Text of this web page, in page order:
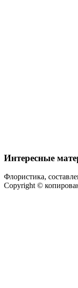
Интересные
Флористика,
Copyright ©